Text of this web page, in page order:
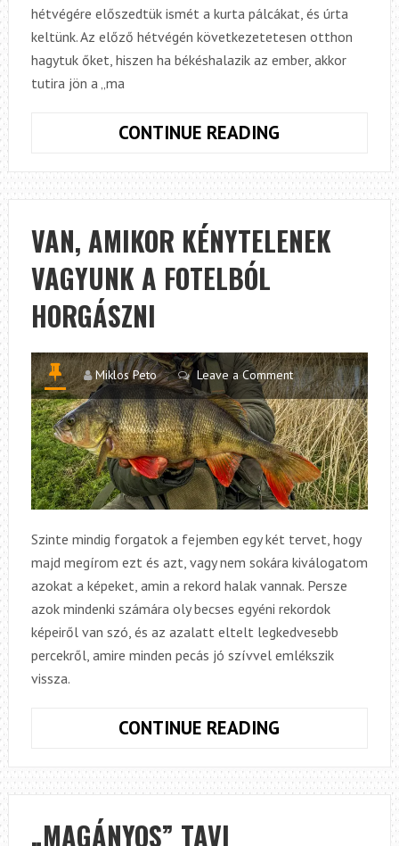
hétvégére előszedtük ismét a kurta pálcákat, és úrta
keltünk. Az előző hétvégén következetetesen otthon
hagytuk őket, hiszen ha békéshalazik az ember, akkor
tutira jön a „ma
CONTINUE READING
TÁJIDEGEN
RAGADOZÓ
NYOMÁBAN.
VAN, AMIKOR KÉNYTELENEK
VAGYUNK A FOTELBÓL
HORGÁSZNI
Miklos Peto Leave a Comment
Szinte mindig forgatok a fejemben egy két tervet, hogy
majd megírom ezt és azt, vagy nem sokára kiválogatom
azokat a képeket, amin a rekord halak vannak. Persze
azok mindenki számára oly becses egyéni rekordok
képeiről van szó, és az azalatt eltelt legkedvesebb
percekről, amire minden pecás jó szívvel emlékszik
vissza.
CONTINUE READING
KÉNYTELENEK
VAGYUNK
„MAGÁNYOS” TAVI